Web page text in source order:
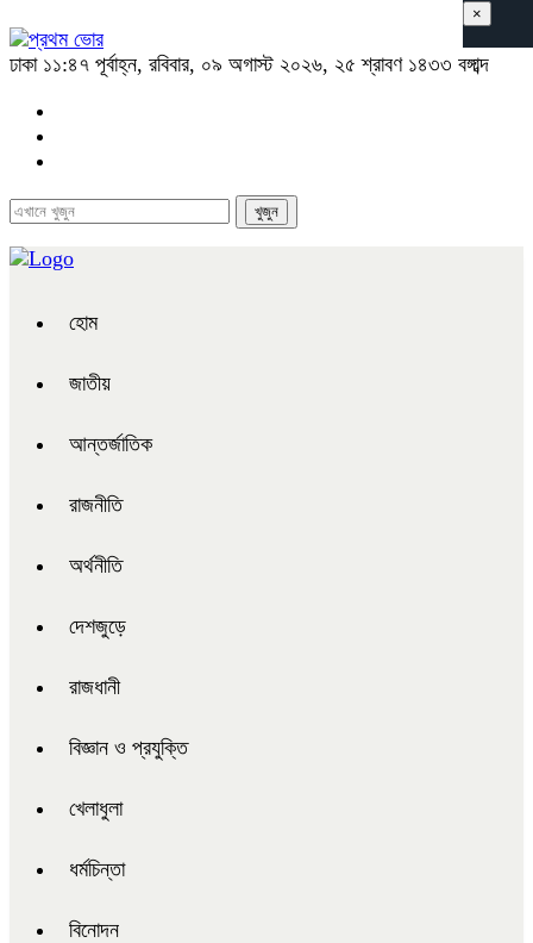
ঢাকা ১১:৪৭ পূর্বাহ্ন, রবিবার, ০৯ অগাস্ট ২০২৬, ২৫ শ্রাবণ ১৪৩৩ বঙ্গাব্দ
হোম
জাতীয়
আন্তর্জাতিক
রাজনীতি
অর্থনীতি
দেশজুড়ে
রাজধানী
বিজ্ঞান ও প্রযুক্তি
খেলাধুলা
ধর্মচিন্তা
বিনোদন
×